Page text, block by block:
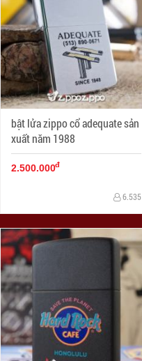
bật lửa zippo cổ adequate sản
xuất năm 1988
2.500.000đ
6.535